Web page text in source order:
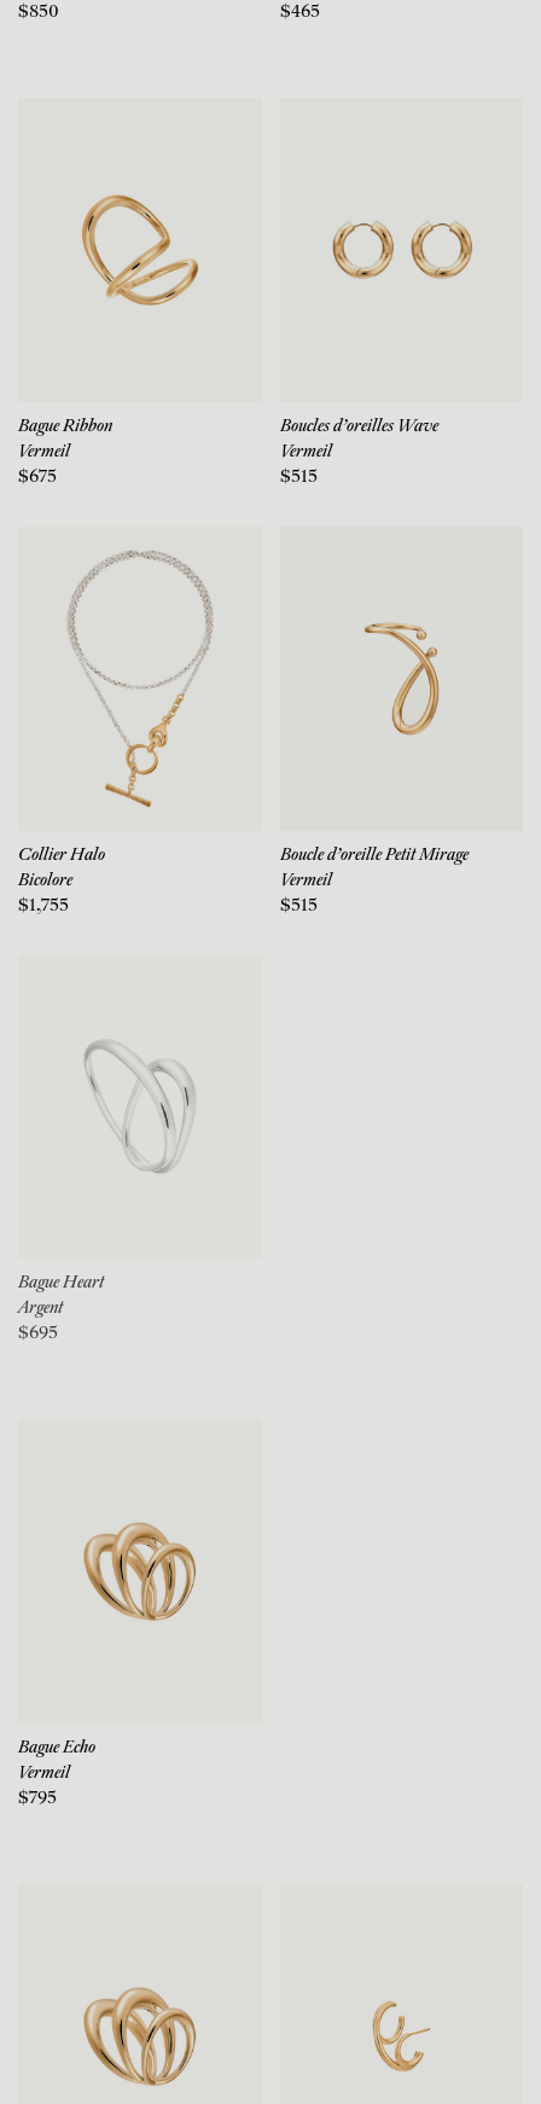
$850 $465
Bague Ribbon
Vermeil
$675
Boucles d'oreilles Wave
Vermeil
$515
Collier Halo
Bicolore
$1,755
Boucle d'oreille Petit Mirage
Vermeil
$515
Bague Heart
Argent
$695
Bague Echo
Vermeil
$795